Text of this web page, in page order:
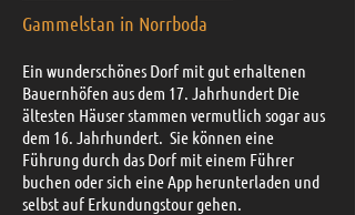
Gammelstan in Norrboda
Ein wunderschönes Dorf mit gut erhaltenen
Bauernhöfen aus dem 17. Jahrhundert Die
ältesten Häuser stammen vermutlich sogar aus
dem 16. Jahrhundert. Sie können eine
Führung durch das Dorf mit einem Führer
buchen oder sich eine App herunterladen und
selbst auf Erkundungstour gehen.